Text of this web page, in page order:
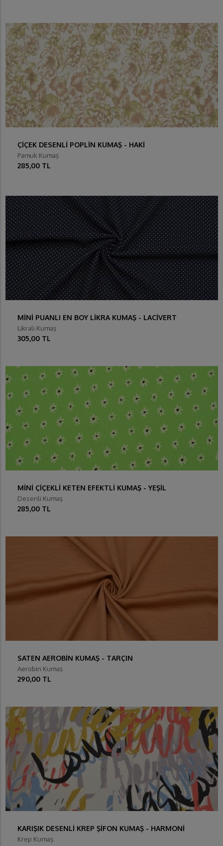
ÇİÇEK DESENLİ POPLİN KUMAŞ - HAKİ
Pamuk Kumaş
285,00 TL
MİNİ PUANLI EN BOY LİKRA KUMAŞ - LACİVERT
Likralı Kumaş
305,00 TL
MİNİ ÇİÇEKLİ KETEN EFEKTLİ KUMAŞ - YEŞİL
Desenli Kumaş
285,00 TL
SATEN AEROBİN KUMAŞ - TARÇIN
Aerobin Kumaş
290,00 TL
KARIŞIK DESENLİ KREP ŞİFON KUMAŞ - HARMONİ
Krep Kumaş